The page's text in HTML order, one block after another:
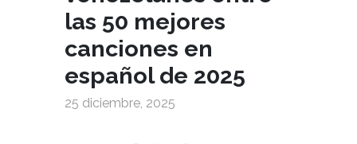
las 50 mejores
canciones en
español de 2025
25 diciembre, 2025